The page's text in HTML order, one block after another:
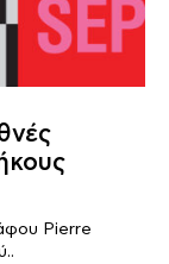
Pierre